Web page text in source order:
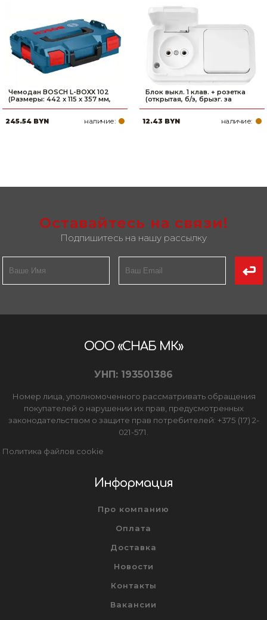
Чемодан BOSCH L-BOXX 102
(Размеры: 442 x 115 x 357 мм,
245.54 BYN наличие:
Блок выкл. 1 клав. + розетка
(открытая, б/з, брызг. за
12.43 BYN наличие:
Оставайтесь на связи!
Подпишитесь на нашу рассылку
ООО «СНАБ МК»
УНП: 193501386
Номер лица, уполномоченного рассматривать обращения
покупателей о нарушении их прав, предусмотренных
законодательством о защите прав потребителей: +375 (17) 2-
021-571.
Политика файлов cookie
Информация
Про компанию
Оплата
Доставка
Новости
Контакты
Вакансии